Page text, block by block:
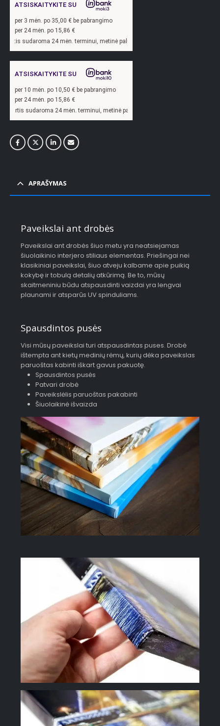
ATSISKAITYKITE SU
per 3 mėn. po 35,00 € be pabrangimo
per 24 mėn. po 15,86 €
24 mėn. terminui, metinė palūkanų norma –13,9
ATSISKAITYKITE SU
per 10 mėn. po 10,50 € be pabrangimo
per 24 mėn. po 15,86 €
24 mėn. terminui, metinė palūkanų norma –
APRAŠYMAS
Paveikslai ant drobės
Paveikslai ant drobės šiuo metu yra neatsiejamas
šiuolaikinio interjero stiliaus elementas. Priešingai nei
klasikiniai paveikslai, šiuo atveju kalbame apie puikią
kokybę ir tobulą detalių atkūrimą. Be to, mūsų
skaitmeniniu būdu atspausdinti vaizdai yra lengvai
plaunami ir atsparūs UV spinduliams.
Spausdintos pusės
Visi mūsų paveikslai turi atspausdintas puses. Drobė
ištempta ant kietų medinių rėmų, kurių dėka paveikslas
paruoštas kabinti iškart gavus pakuotę.
Spausdintos pusės
Patvari drobė
Paveikslėlis paruoštas pakabinti
Šiuolaikinė išvaizda